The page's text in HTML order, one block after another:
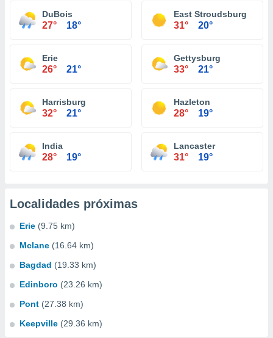
DuBois
27° 18°
East Stroudsburg
31° 20°
Erie
26° 21°
Gettysburg
33° 21°
Harrisburg
32° 21°
Hazleton
28° 19°
India
28° 19°
Lancaster
31° 19°
Localidades próximas
Erie (9.75 km)
Mclane (16.64 km)
Bagdad (19.33 km)
Edinboro (23.26 km)
Pont (27.38 km)
Keepville (29.36 km)